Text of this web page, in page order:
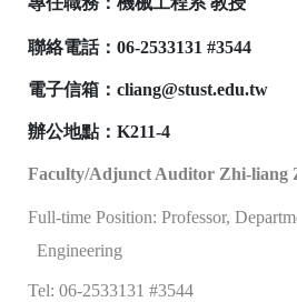
聯絡電話： 06-2533131 #3544
電子信箱：cliang@stust.edu.tw
辦公地點： K211-4
Faculty/Adjunct Auditor Zhi-liang
Full-time Position: Professor,
Engineering
Tel: 06-2533131 #3544